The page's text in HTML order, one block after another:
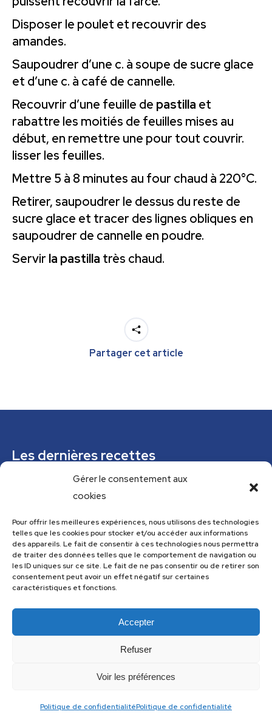
Gérer le consentement aux
cookies
Pour offrir les meilleures expériences, nous utilisons des technologies
telles que les cookies pour stocker et/ou accéder aux informations
des appareils. Le fait de consentir à ces technologies nous permettra
de traiter des données telles que le comportement de navigation ou
les ID uniques sur ce site. Le fait de ne pas consentir ou de retirer son
consentement peut avoir un effet négatif sur certaines
caractéristiques et fonctions.
Accepter
Refuser
Voir les préférences
Politique de confidentialitéPolitique de confidentialité
Disposer le poulet et recouvrir des
amandes.
Saupoudrer d’une c. à soupe de sucre glace
et d’une c. à café de cannelle.
Recouvrir d’une feuille de pastilla et
rabattre les moitiés de feuilles mises au
début, en remettre une pour tout couvrir.
lisser les feuilles.
Mettre 5 à 8 minutes au four chaud à 220°C.
Retirer, saupoudrer le dessus du reste de
sucre glace et tracer des lignes obliques en
saupoudrer de cannelle en poudre.
Servir la pastilla très chaud.
Partager cet article
Les dernières recettes
Mousse de courgettes au pesto
Confiture épicée de rhubarbe
Parfaits glacés verveine citronnelle et pistaches
Tajine tunisien à la courgette (IG bas)
Cannelloni de courgettes
surveiller l'accessibilité de notre site web.